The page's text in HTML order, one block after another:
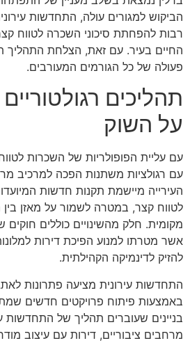
הביקוש למגורים עולה, התחדשות
רבות להפחתת סיכוני השכרה לטווח
החיים בעיר. עם זאת, הצלחת התהליך
פעולה של כל הגורמים המעורבים.
תהליכים
על השוק
עם עליית הפופולריות של השכרות
עם רגולציות משתנות הפכה למרכיב
העירייה מיישמת תקנות חדשות
לטווח קצר, במטרה לשמור על מאזן בין
מקומית. חלק מהשינויים כוללים חוקים
אשר מטרתו למנוע הפיכת דירות
להזיק לדינמיקה הקהילתית.
התחדשות עירונית מציעה פתרונות
באמצעות פיתוח פרויקטים חדשים
בניינים שעוברים תהליך של התחדשות
מרחבים ציבוריים, דירות עם עיצוב